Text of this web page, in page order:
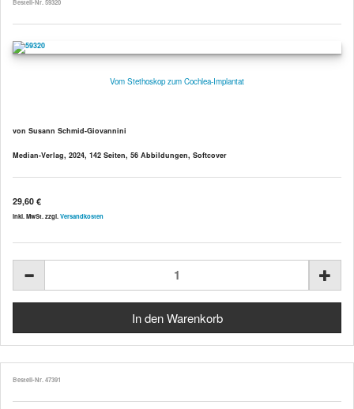
Bestell-Nr. 59320
Vom Stethoskop zum Cochlea-Implantat
von Susann Schmid-Giovannini
Median-Verlag, 2024, 142 Seiten, 56 Abbildungen, Softcover
29,60 €
inkl. MwSt. zzgl. Versandkosten
Bestell-Nr. 47391